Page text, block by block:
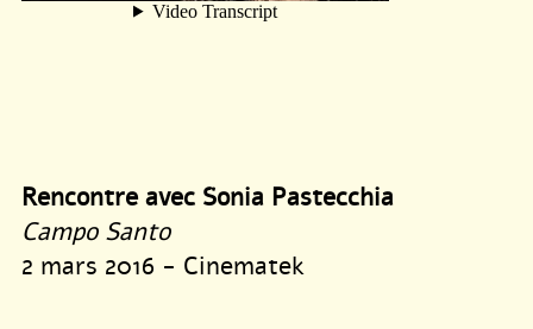
Rencontre avec Sonia Pastecchia
Campo Santo
2 mars 2016 - Cinematek